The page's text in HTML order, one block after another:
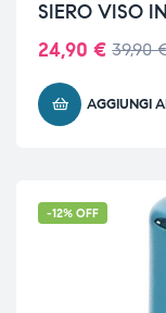
SIERO VISO
39,90
24,90 €
AGGIUNGI
-12% OFF